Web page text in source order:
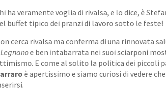
ha veramente voglia di rivalsa, e lo dice, è
buffet tipico dei pranzi di lavoro sotto le feste!
cerca rivalsa ma conferma di una rinnovata
Legnanoe ben intabarrata nei suoi sciarponi
E come al solito la politica dei piccoli
è apertissimo e siamo curiosi di vedere